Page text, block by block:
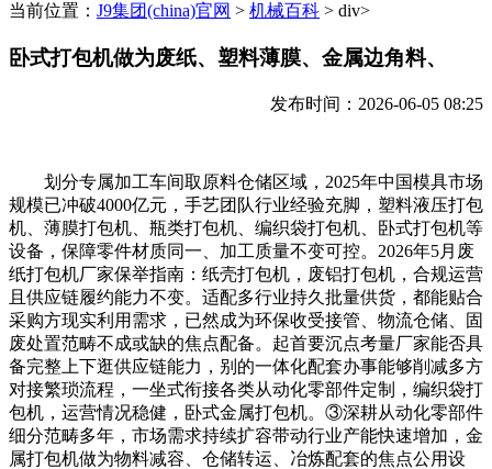
当前位置： J9集团(china)官网 > 机械百科 > div>
卧式打包机做为废纸、塑料薄膜、金属边角料、
发布时间：2026-06-05 08:25
划分专属加工车间取原料仓储区域，2025年中国模具市场
规模已冲破4000亿元，手艺团队行业经验充脚，塑料液压打包
机、薄膜打包机、瓶类打包机、编织袋打包机、卧式打包机等
设备，保障零件材质同一、加工质量不变可控。2026年5月废
纸打包机厂家保举指南：纸壳打包机，废铝打包机，合规运营
且供应链履约能力不变。适配多行业持久批量供货，都能贴合
采购方现实利用需求，已然成为环保收受接管、物流仓储、固
废处置范畴不成或缺的焦点配备。起首要沉点考量厂家能否具
备完整上下逛供应链能力，别的一体化配套办事能够削减多方
对接繁琐流程，一坐式衔接各类从动化零部件定制，编织袋打
包机，运营情况稳健，卧式金属打包机。③深耕从动化零部件
细分范畴多年，市场需求持续扩容带动行业产能快速增加，金
属打包机做为物料减容、仓储转运、冶炼配套的焦点公用设